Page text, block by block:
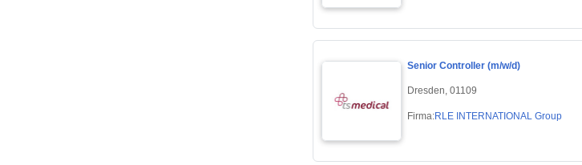
Senior Controller (m/w/d)
Dresden, 01109
Firma:RLE INTERNATIONAL Group